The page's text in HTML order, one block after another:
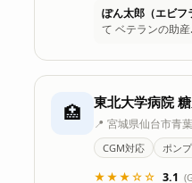
ぽん太郎（エビフ
て ベテランの助
🏥 東北大学病院
📍 宮城県仙台市青
CGM対応
ポン
★★★☆☆ 3.1